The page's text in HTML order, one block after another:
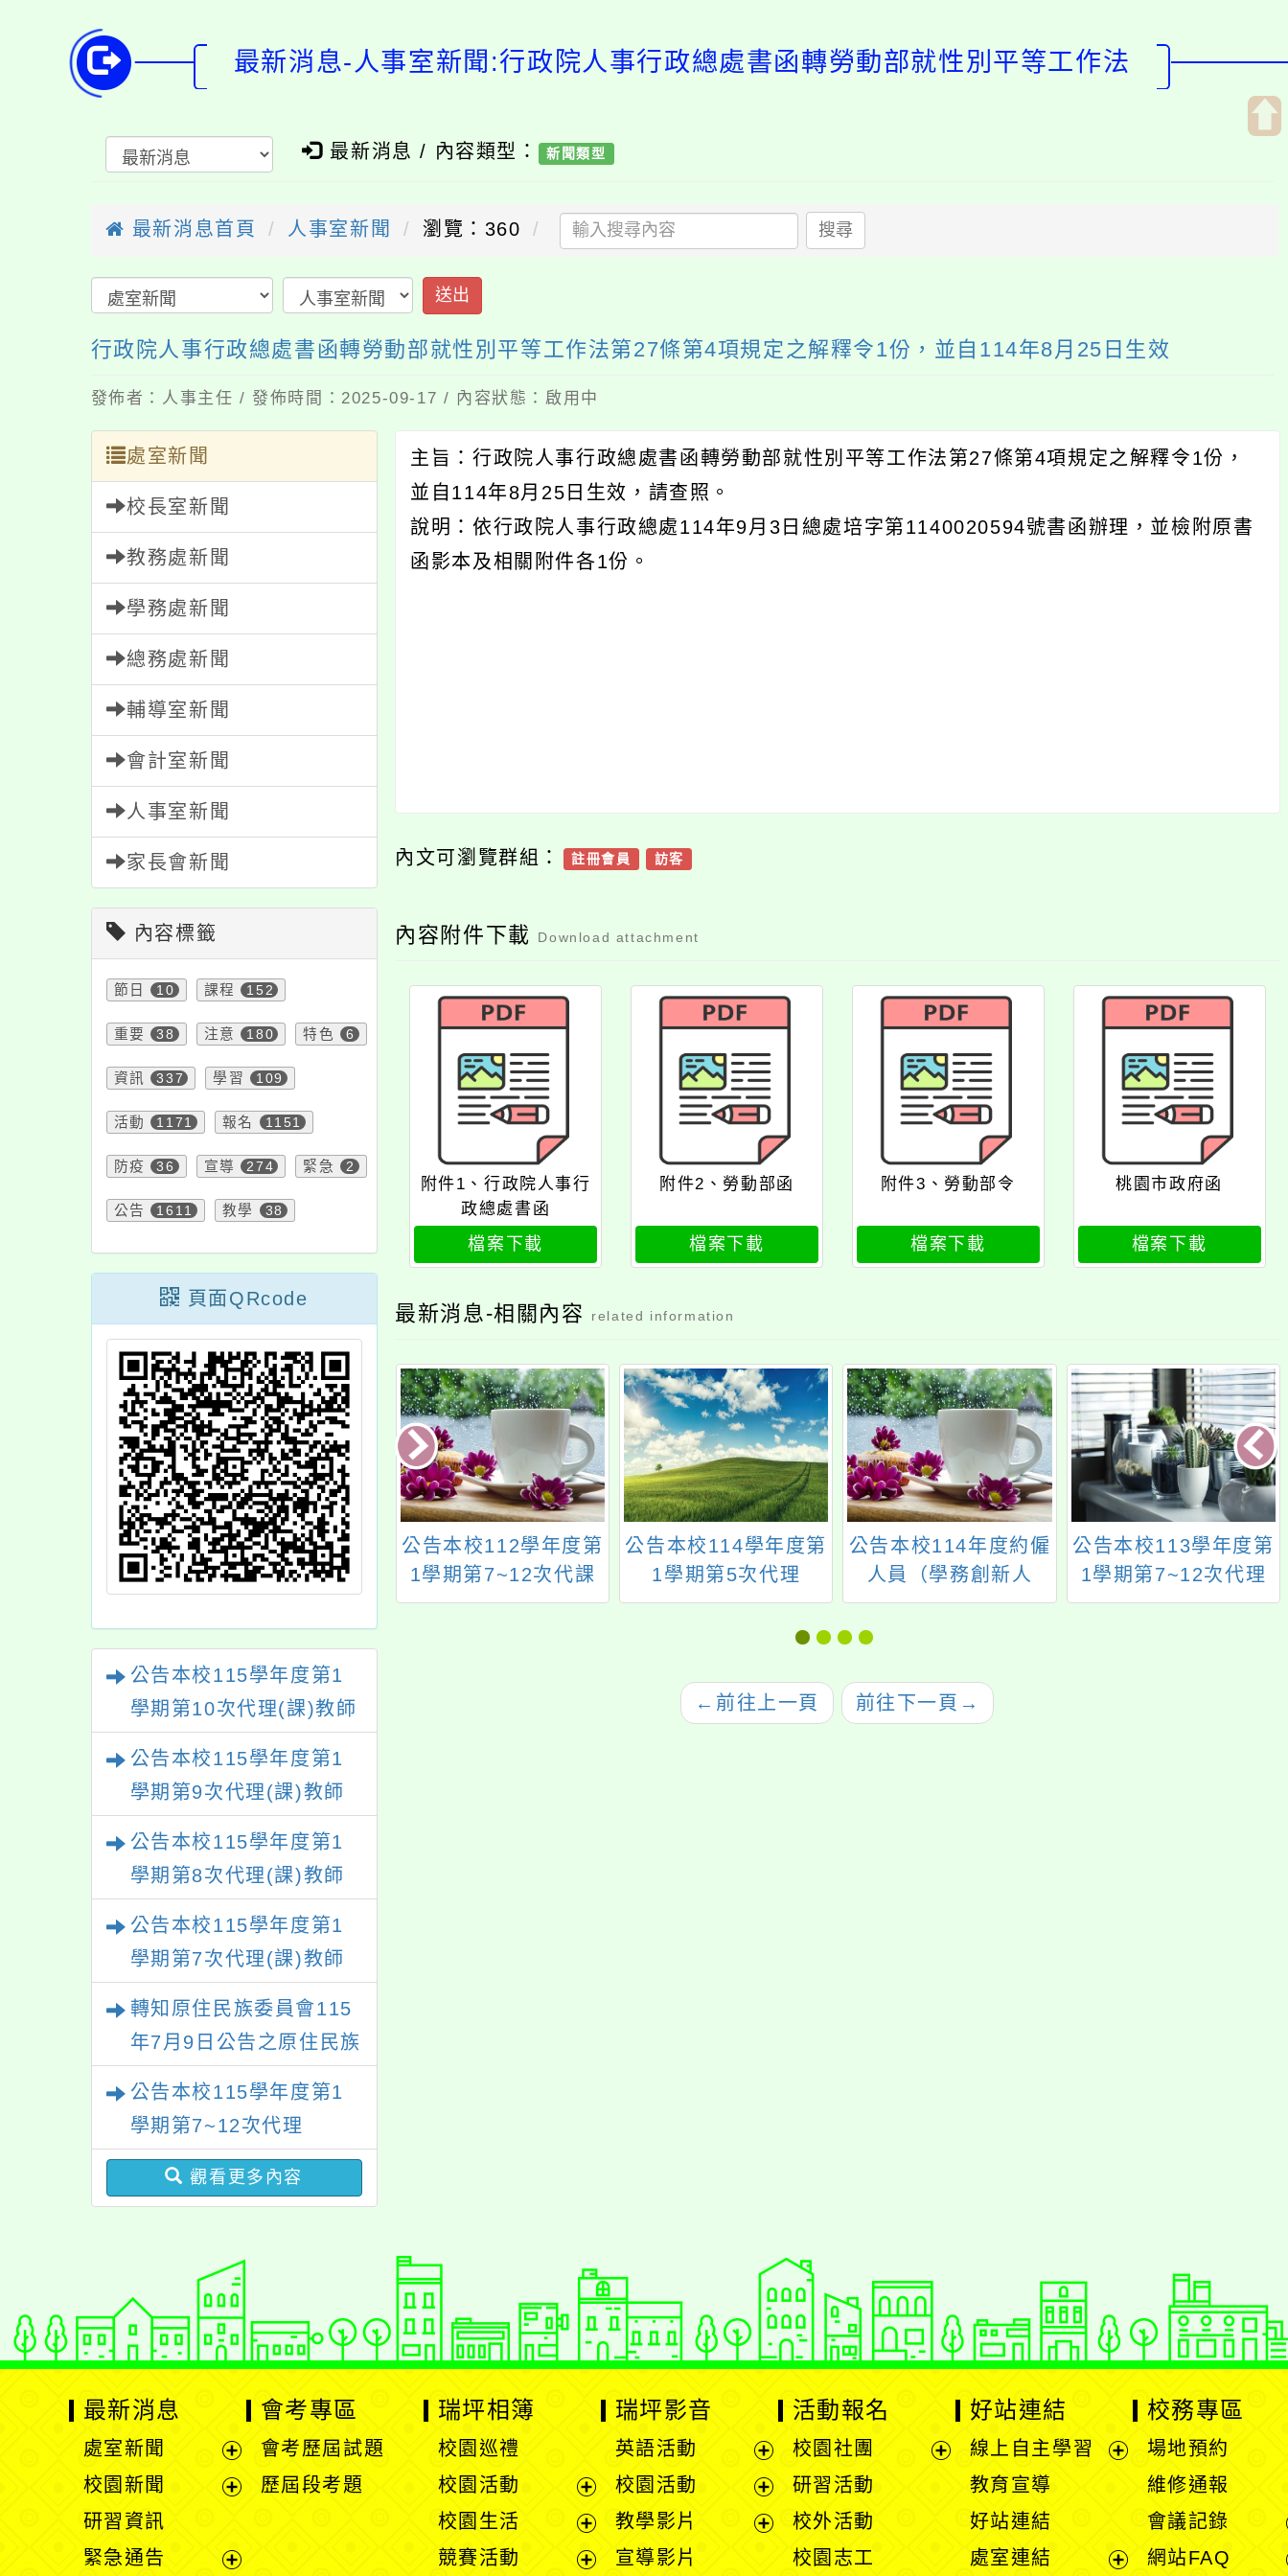
最新消息-人事室新聞:行政院人事行政總處書函轉勞動部就性別平等工作法
最新消息 / 內容類型： 新聞類型
最新消息首頁 人事室新聞 瀏覽：360 搜尋
送出
行政院人事行政總處書函轉勞動部就性別平等工作法第27條第4項規定之解釋令1份，並自114年8月25日生效
發佈者：人事主任 / 發佈時間：2025-09-17 / 內容狀態：啟用中
處室新聞
校長室新聞
教務處新聞
學務處新聞
總務處新聞
輔導室新聞
會計室新聞
人事室新聞
家長會新聞
內容標籤
節日 10 課程 152
重要 38 注意 180 特色 6
資訊 337 學習 109
活動 1171 報名 1151
防疫 36 宣導 274 緊急 2
公告 1611 教學 38
頁面QRcode
公告本校115學年度第1
學期第10次代理(課)教師
公告本校115學年度第1
學期第9次代理(課)教師
公告本校115學年度第1
學期第8次代理(課)教師
公告本校115學年度第1
學期第7次代理(課)教師
轉知原住民族委員會115
年7月9日公告之原住民族
公告本校115學年度第1
學期第7~12次代理
（課）教師甄選簡章
【一次公告分次招考】
觀看更多內容
主旨：行政院人事行政總處書函轉勞動部就性別平等工作法第27條第4項規定之解釋令1份，
並自114年8月25日生效，請查照。
說明：依行政院人事行政總處114年9月3日總處培字第1140020594號書函辦理，並檢附原書
函影本及相關附件各1份。
內文可瀏覽群組： 註冊會員 訪客
內容附件下載 Download attachment
附件1、行政院人事行
政總處書函
檔案下載
附件2、勞動部函
檔案下載
附件3、勞動部令
檔案下載
桃園市政府函
檔案下載
最新消息-相關內容 related information
關退撫給與領
金融機構帳戶
給與無法入帳
轉知公務員服務法(以
下簡稱服務法)於111
務員兼職所領受之報
酬是否受「軍公教人
員兼職費支給表」(以
下簡稱兼職費支給表)
規定限制疑義
公告本校112學年度第
1學期第7~12次代課
教師甄選簡章（1次公
公告本校114學年度第
1學期第5次代理
（課）教師甄選結果
公告本校114年度約僱
人員（學務創新人
力）第五次甄選簡章
公告本校113學年度第
1學期第7~12次代理
（課）教師甄選簡章
← 前往上一頁 前往下一頁 →
最新消息
處室新聞
展
單
校園新聞
研習資訊
緊急通告
會考專區
會考歷屆試題
歷屆段考題
瑞坪相簿
校園巡禮
校園活動
展
校園生活
展
競賽活動
瑞坪影音
英語活動
展
選
校園活動
展
教學影片
宣導影片
活動報名
校園社團
研習活動
校外活動
校園志工
好站連結
線上自主學習
單
教育宣導
好站連結
處室連結
校務專區
場地預約
維修通報
會議記錄
網站FAQ